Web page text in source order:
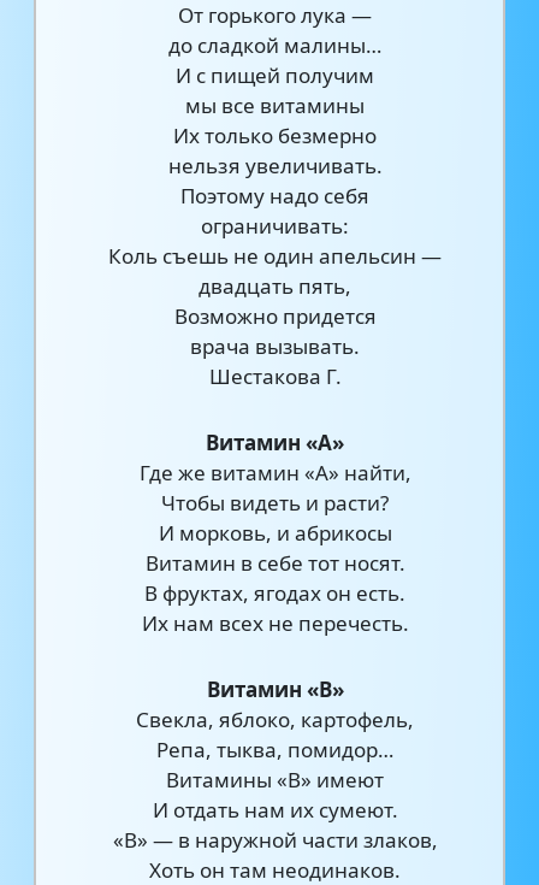
От горького лука —
до сладкой малины…
И с пищей получим
мы все витамины
Их только безмерно
нельзя увеличивать.
Поэтому надо себя
ограничивать:
Коль съешь не один апельсин —
двадцать пять,
Возможно придется
врача вызывать.
Шестакова Г.
Витамин «А»
Где же витамин «А» найти,
Чтобы видеть и расти?
И морковь, и абрикосы
Витамин в себе тот носят.
В фруктах, ягодах он есть.
Их нам всех не перечесть.
Витамин «В»
Свекла, яблоко, картофель,
Репа, тыква, помидор…
Витамины «В» имеют
И отдать нам их сумеют.
«В» — в наружной части злаков,
Хоть он там неодинаков.